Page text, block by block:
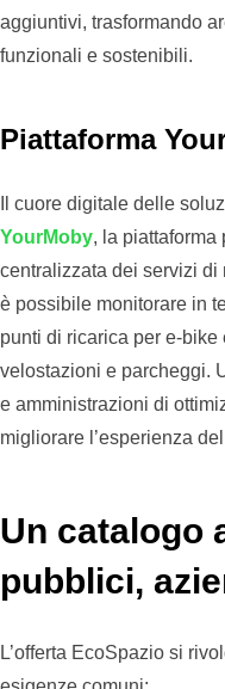
aggiuntivi, trasformando
funzionali e sostenibili.
Piattaforma
Il cuore digitale delle
YourMoby, la piattaforma
centralizzata dei servizi di
è possibile monitorare in
punti di ricarica per e-
velostazioni e parcheggi.
e amministrazioni di
migliorare l’esperienza
Un catalogo
pubblici,
L’offerta EcoSpazio si